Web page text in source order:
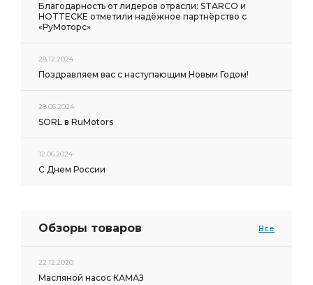
Благодарность от лидеров отрасли: STARCO и
HOTTECKE отметили надёжное партнёрство с
«РуМоторс»
28.12.2024
Поздравляем вас с наступающим Новым Годом!
28.06.2024
SORL в RuMotors
12.06.2024
С Днем России
Обзоры товаров Все
22.12.2020
Масляной насос КАМАЗ